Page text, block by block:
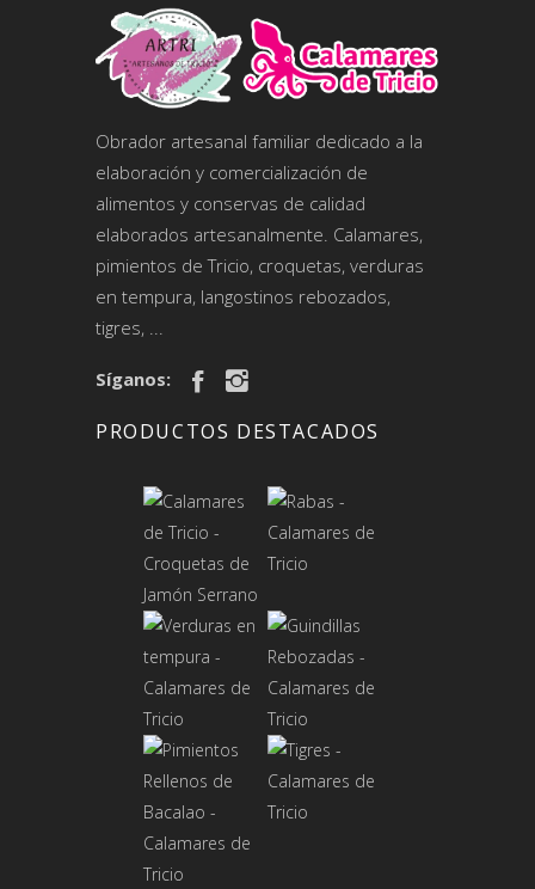
Obrador artesanal familiar dedicado a la
elaboración y comercialización de
alimentos y conservas de calidad
elaborados artesanalmente. Calamares,
pimientos de Tricio, croquetas, verduras
en tempura, langostinos rebozados,
tigres, ...
Síganos:
PRODUCTOS DESTACADOS